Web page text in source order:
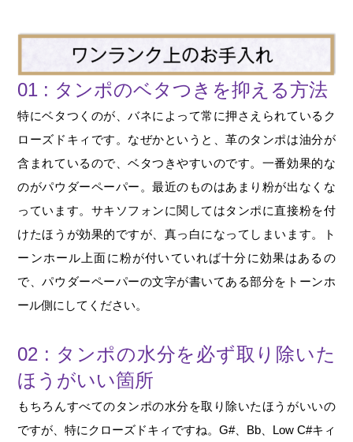
01 : タンポのベタつきを抑える方法
特にベタつくのが、バネによって常に押さえられているク
ローズドキィです。なぜかというと、革のタンポは油分が
含まれているので、ベタつきやすいのです。一番効果的な
のがパウダーペーパー。最近のものはあまり粉が出なくな
っています。サキソフォンに関してはタンポに直接粉を付
けたほうが効果的ですが、真っ白になってしまいます。ト
ーンホール上面に粉が付いていれば十分に効果はあるの
で、パウダーペーパーの文字が書いてある部分をトーンホ
ール側にしてください。
02 : タンポの水分を必ず取り除いた
ほうがいい箇所
もちろんすべてのタンポの水分を取り除いたほうがいいの
ですが、特にクローズドキィですね。G#、Bb、Low C#キィ